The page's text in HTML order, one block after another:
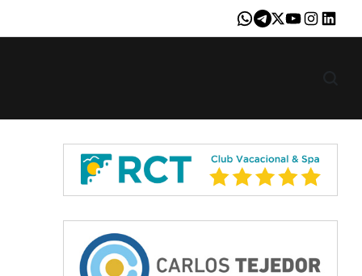
Whatsapp
Telegram
X YoutubeInstagram